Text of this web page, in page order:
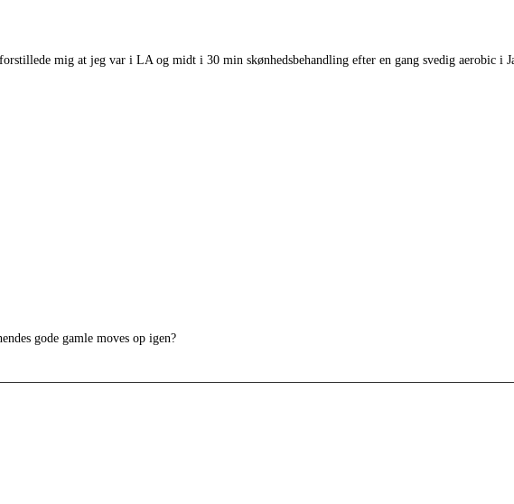
mig at jeg var i LA og midt i 30 min skønhedsbehandling efter en gang svedig aerobic i
gode gamle moves op igen?